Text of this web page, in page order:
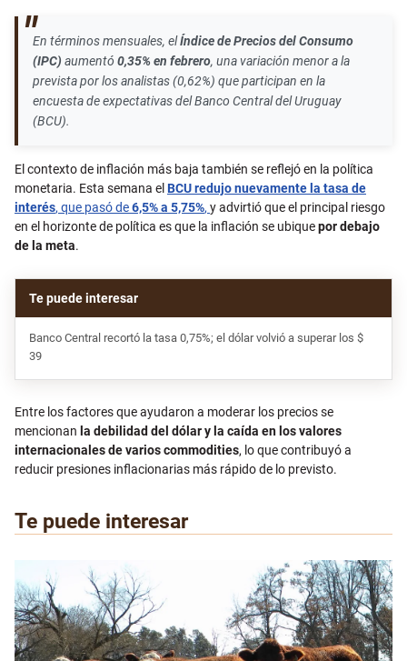
En términos mensuales, elÍndice de Precios del Consumo
(IPC) aumentó 0,35% en febrero, una variación menor a la
prevista por los analistas (0,62%) que participan en la
encuesta de expectativas del Banco Central del Uruguay
(BCU).
El contexto de inflación más baja también se reflejó en la política
monetaria. Esta semana el BCU redujo nuevamente la tasa de
interés, que pasó de6,5% a 5,75%, y advirtió que el principal riesgo
en el horizonte de política es que la inflación se ubiquepor debajo
de la meta.
Banco Central recortó la tasa 0,75%; el dólar volvió a superar los $
39
Entre los factores que ayudaron a moderar los precios se
mencionan la debilidad del dólar y la caída en los valores
internacionales de varios commodities, lo que contribuyó a
reducir presiones inflacionarias más rápido de lo previsto.
Te puede interesar